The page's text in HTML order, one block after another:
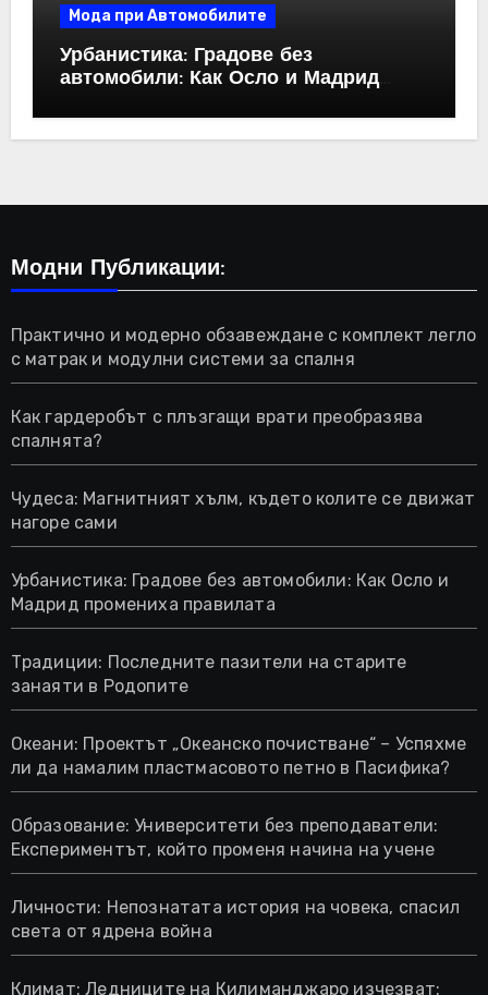
Мода при Автомобилите
Урбанистика: Градове без
автомобили: Как Осло и Мадрид
Модни Публикации:
Практично и модерно обзавеждане с комплект легло
с матрак и модулни системи за спалня
Как гардеробът с плъзгащи врати преобразява
спалнята?
Чудеса: Магнитният хълм, където колите се движат
нагоре сами
Урбанистика: Градове без автомобили: Как Осло и
Мадрид промениха правилата
Традиции: Последните пазители на старите
занаяти в Родопите
Океани: Проектът „Океанско почистване“ – Успяхме
ли да намалим пластмасовото петно в Пасифика?
Образование: Университети без преподаватели:
Експериментът, който променя начина на учене
Личности: Непознатата история на човека, спасил
света от ядрена война
Климат: Ледниците на Килиманджаро изчезват: